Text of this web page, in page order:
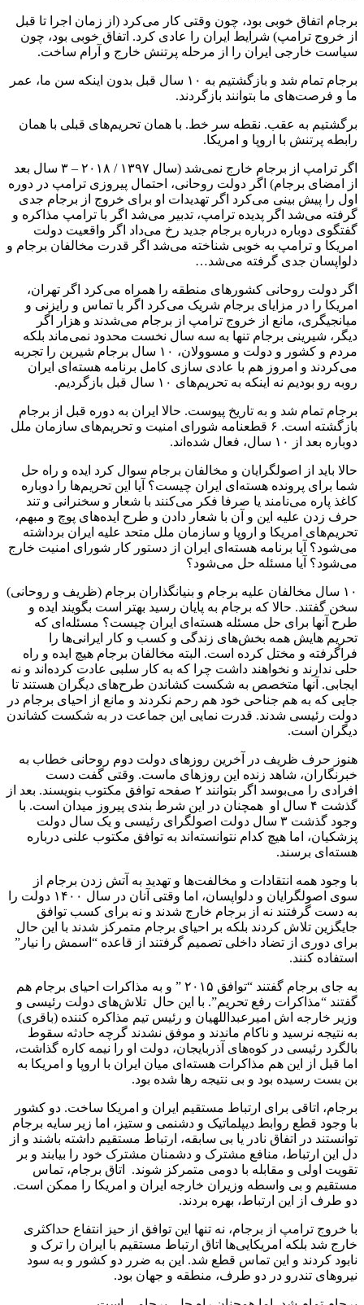
برجام اتفاق خوبی بود، چون وقتی کار می‌کرد (از زمان اجرا تا قبل
از خروج ترامپ) شرایط ایران را عادی کرد. اتفاق خوبی بود، چون
سیاست خارجی ایران را از مرحله پرتنش خارج و آرام ساخت.
برجام تمام شد و بازگشتیم به ۱۰ سال قبل بدون اینکه سن ما، عمر
ما و فرصت‌های ما بتوانند بازگردند.
برگشتیم به عقب. نقطه سر خط. با همان تحریم‌های قبلی با همان
رابطه پرتنش با اروپا و امریکا.
اگر ترامپ از برجام خارج نمی‌شد (سال ۱۳۹۷ / ۲۰۱۸ – ۳ سال بعد
از امضای برجام) اگر دولت روحانی، احتمال پیروزی ترامپ در دوره
اول را پیش بینی می‌کرد اگر تهدیدات او برای خروج از برجام جدی
گرفته می‌شد اگر پدیده ترامپ، تدبیر می‌شد اگر با ترامپ مذاکره و
گفتگوی دوباره درباره برجام جدید رخ می‌داد اگر واقعیت دولت
امریکا و ترامپ به خوبی شناخته می‌شد اگر قدرت مخالفان برجام و
دلواپسان جدی گرفته می‌شد…
اگر دولت روحانی کشور‌های منطقه را همراه می‌کرد اگر تهران،
امریکا را در مزایای برجام شریک می‌کرد اگر با تماس و رایزنی و
میانجیگری، مانع از خروج ترامپ از برجام می‌شدند و هزار اگر
دیگر، شیرینی برجام تنها به سه سال نخست محدود نمی‌ماند بلکه
مردم و کشور و دولت و مسوولان، ۱۰ سال برجام شیرین را تجربه
می‌کردند و امروز هم با عادی سازی کامل برنامه هسته‌ای ایران
روبه رو بودیم نه اینکه به تحریم‌های ۱۰ سال قبل بازگردیم.
برجام تمام شد و به تاریخ پیوست. حالا ایران به دوره قبل از برجام
بازگشته است. ۶ قطعنامه شورای امنیت و تحریم‌های سازمان ملل
دوباره بعد از ۱۰ سال، فعال شده‌اند.
حالا باید از اصولگرایان و مخالفان برجام سوال کرد ایده و راه حل
شما برای پرونده هسته‌ای ایران چیست؟ آیا این تحریم‌ها را دوباره
کاغذ پاره می‌نامند یا صرفا فکر می‌کنند با شعار و سخنرانی و تند
حرف زدن علیه این و آن با شعار دادن و طرح ایده‌های پوچ و مبهم،
تحریم‌های امریکا و اروپا و سازمان ملل متحد علیه ایران برداشته
می‌شود؟ آیا برنامه هسته‌ای ایران از دستور کار شورای امنیت خارج
می‌شود؟ آیا مسئله حل می‌شود؟
۱۰ سال مخالفان علیه برجام و بنیانگذاران برجام (ظریف و روحانی)
سخن گفتند. حالا که برجام به پایان رسید بهتر است بگویند ایده و
طرح آنها برای حل مسئله هسته‌ای ایران چیست؟ مسئله‌ای که
تحریم هایش همه بخش‌های زندگی و کسب و کار ایرانی‌ها را
فراگرفته و مختل کرده است. البته مخالفان برجام هیچ ایده و راه
حلی ندارند و نخواهند داشت چرا که به کار سلبی عادت کرده‌اند و نه
ایجابی. آنها متخصص به شکست کشاندن طرح‌های دیگران هستند تا
جایی که به هم جناحی خود هم رحم نکردند و مانع از احیای برجام در
دولت رئیسی شدند. قدرت نمایی این جماعت در به شکست کشاندن
دیگران است.
هنوز حرف ظریف در آخرین روز‌های دولت دوم روحانی خطاب به
خبرنگاران، شاهد زنده این روز‌های ماست. وقتی گفت دست
افرادی را می‌بوسد اگر بتوانند ۲ صفحه توافق مکتوب بنویسند. بعد از
گذشت ۴ سال او همچنان در این شرط بندی پیروز میدان است. با
وجود گذشت ۳ سال دولت اصولگرای رئیسی و یک سال دولت
پزشکیان، اما هیچ کدام نتوانسته‌اند به توافق مکتوب علنی درباره
هسته‌ای برسند.
با وجود همه انتقادات و مخالفت‌ها و تهدید به آتش زدن برجام از
سوی اصولگرایان و دلواپسان، اما وقتی آنان در سال ۱۴۰۰ دولت را
به دست گرفتند نه از برجام خارج شدند و نه برای کسب توافق
جایگزین تلاش کردند بلکه بر احیای برجام متمرکز شدند با این حال
برای دوری از تضاد داخلی تصمیم گرفتند از قاعده “اسمش را نیار”
استفاده کنند.
به جای برجام گفتند “توافق ۲۰۱۵ ” و به مذاکرات احیای برجام هم
گفتند “مذاکرات رفع تحریم”. با این حال تلاش‌های دولت رئیسی و
وزیر خارجه اش امیرعبداللهیان و رئیس تیم مذاکره کننده (باقری)
به نتیجه نرسید و ناکام ماندند و موفق نشدند گرچه حادثه سقوط
بالگرد رئیسی در کوه‌های آذربایجان، دولت او را نیمه کاره گذاشت،
اما قبل از این هم مذاکرات هسته‌ای میان ایران با اروپا و امریکا به
بن بست رسیده بود و بی نتیجه رها شده بود.
برجام، اتاقی برای ارتباط مستقیم ایران و امریکا ساخت. دو کشور
با وجود قطع روابط دیپلماتیک و دشنمی و ستیز، اما زیر سایه برجام
توانستند در اتفاق نادر یا بی سابقه، ارتباط مستقیم داشته باشند و از
دل این ارتباط، منافع مشترک و دشمنان مشترک خود را بیابند و بر
تقویت اولی و مقابله با دومی متمرکز شوند. اتاق برجام، تماس
مستقیم و بی واسطه وزیران خارجه ایران و امریکا را ممکن است.
دو طرف از این ارتباط، بهره بردند.
با خروج ترامپ از برجام، نه تنها این توافق از حیز انتفاع حداکثری
خارج شد بلکه امریکایی‌ها اتاق ارتباط مستقیم با ایران را ترک و
نابود کردند و این تماس قطع شد. این به ضرر دو کشور و به سود
نیرو‌های تندرو در دو طرف، منطقه و جهان بود.